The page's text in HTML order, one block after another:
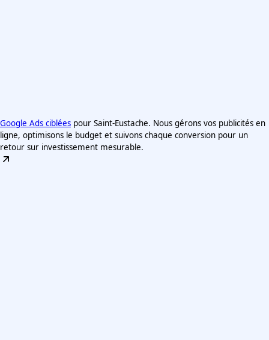
Google Ads ciblées pour Saint-Eustache. Nous gérons vos publicités en
ligne, optimisons le budget et suivons chaque conversion pour un
retour sur investissement mesurable.